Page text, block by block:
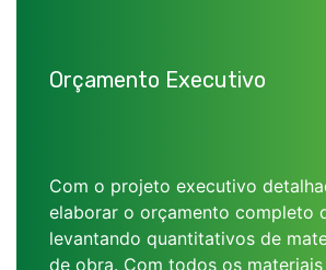
Orçamento Executivo
Com o projeto executivo
elaborar o orçamento completo
levantando quantitativos de
de obra. Com todos os materiais